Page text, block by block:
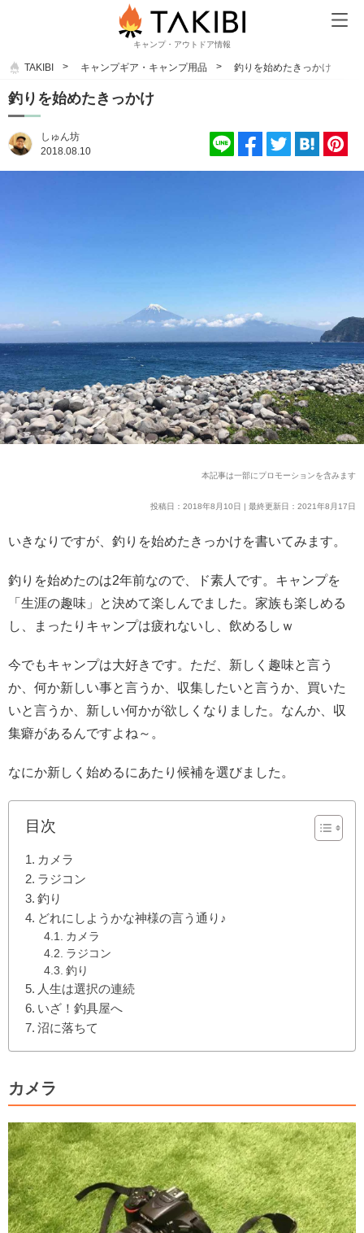
キャンプ・アウトドア情報
TAKIBI キャンプギア・キャンプ用品 釣りを始めたきっかけ
釣りを始めたきっかけ
しゅん坊
2018.08.10
本記事は一部にプロモーションを含みます
投稿日：2018年8月10日 | 最終更新日：2021年8月17日
いきなりですが、釣りを始めたきっかけを書いてみます。
釣りを始めたのは2年前なので、ド素人です。キャンプを
「生涯の趣味」と決めて楽しんでました。家族も楽しめる
し、まったりキャンプは疲れないし、飲めるしｗ
今でもキャンプは大好きです。ただ、新しく趣味と言う
か、何か新しい事と言うか、収集したいと言うか、買いた
いと言うか、新しい何かが欲しくなりました。 なんか、収
集癖があるんですよね～。
なにか新しく始めるにあたり候補を選びました。
目次
カメラ
ラジコン
釣り
どれにしようかな神様の言う通り♪
カメラ
ラジコン
釣り
人生は選択の連続
いざ！釣具屋へ
沼に落ちて
カメラ